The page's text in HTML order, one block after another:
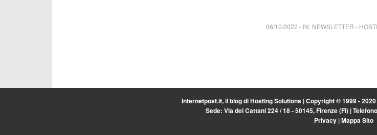
06/10/2022 - IN: NEWSLETTER -
Internetpost.it, il blog diHosting Solutions | Copyright © 1999 -
Sede: Via dei Cattani 224 / 18 - 50145, Firenze (FI) |
Privacy |Mappa Sito